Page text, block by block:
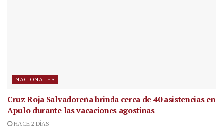
NACIONALES
Cruz Roja Salvadoreña brinda cerca de 40 asistencias en
Apulo durante las vacaciones agostinas
HACE 2 DÍAS